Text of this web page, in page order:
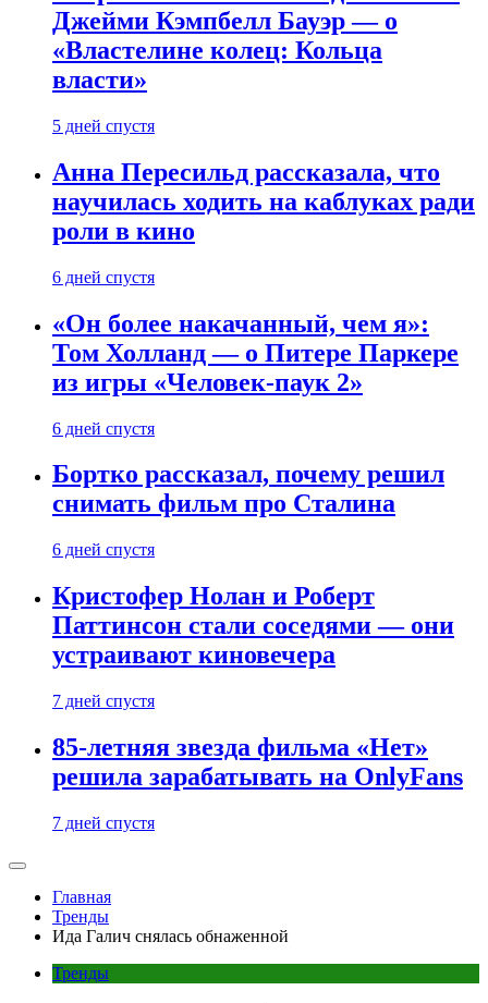
Джейми Кэмпбелл Бауэр — о
«Властелине колец: Кольца
власти»
5 дней спустя
Анна Пересильд рассказала, что
научилась ходить на каблуках ради
роли в кино
6 дней спустя
«Он более накачанный, чем я»:
Том Холланд — о Питере Паркере
из игры «Человек-паук 2»
6 дней спустя
Бортко рассказал, почему решил
снимать фильм про Сталина
6 дней спустя
Кристофер Нолан и Роберт
Паттинсон стали соседями — они
устраивают киновечера
7 дней спустя
85-летняя звезда фильма «Нет»
решила зарабатывать на OnlyFans
7 дней спустя
Главная
Тренды
Ида Галич снялась обнаженной
Тренды